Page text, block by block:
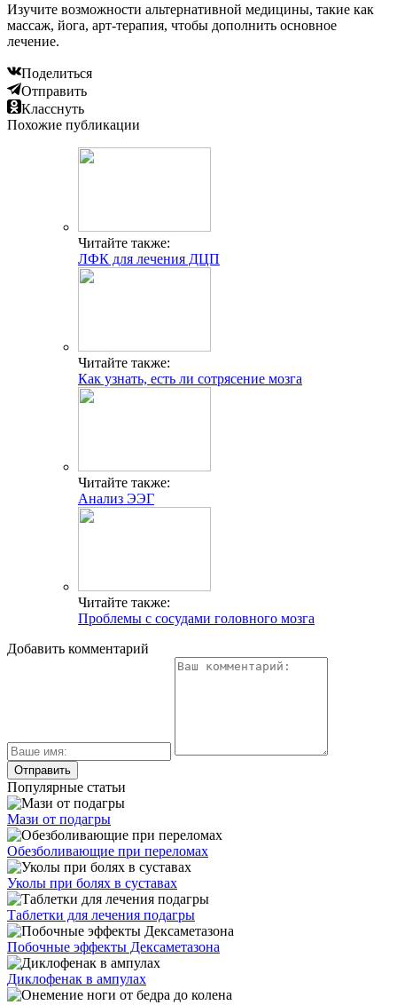
Изучите возможности альтернативной медицины, такие как
массаж, йога, арт-терапия, чтобы дополнить основное
лечение.
Поделиться
Отправить
Класснуть
Похожие публикации
Читайте также:
ЛФК для лечения ДЦП
Читайте также:
Как узнать, есть ли сотрясение мозга
Читайте также:
Анализ ЭЭГ
Читайте также:
Проблемы с сосудами головного мозга
Добавить комментарий
Популярные статьи
Мази от подагры
Обезболивающие при переломах
Уколы при болях в суставах
Таблетки для лечения подагры
Побочные эффекты Дексаметазона
Диклофенак в ампулах